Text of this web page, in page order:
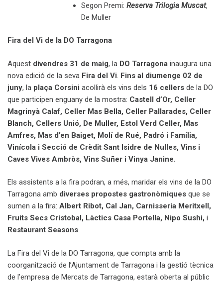
Segon Premi: Reserva Trilogia Muscat,
De Muller
Fira del Vi de la DO Tarragona
Aquest divendres 31 de maig, la DO Tarragona inaugura una
nova edició de la seva Fira del Vi. Fins al diumenge 02 de
juny, la plaça Corsini acollirà els vins dels 16 cellers de la DO
que participen enguany de la mostra: Castell d’Or, Celler
Magrinyà Calaf, Celler Mas Bella, Celler Pallarades, Celler
Blanch, Cellers Unió, De Muller, Estol Verd Celler, Mas
Amfres, Mas d’en Baiget, Molí de Rué, Padró i Família,
Vinícola i Secció de Crèdit Sant Isidre de Nulles, Vins i
Caves Vives Ambròs, Vins Suñer i Vinya Janine.
Els assistents a la fira podran, a més, maridar els vins de la DO
Tarragona amb diverses propostes gastronòmiques que se
sumen a la fira: Albert Ribot, Cal Jan, Carnisseria Meritxell,
Fruits Secs Cristobal, Làctics Casa Portella, Nipo Sushi, i
Restaurant Seasons.
La Fira del Vi de la DO Tarragona, que compta amb la
coorganització de l’Ajuntament de Tarragona i la gestió tècnica
de l’empresa de Mercats de Tarragona, estarà oberta al públic